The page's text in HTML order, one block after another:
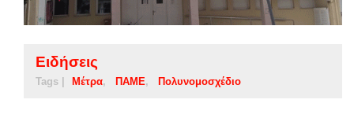
Ειδήσεις
Tags | Μέτρα ΠΑΜΕ Πολυνομοσχέδιο